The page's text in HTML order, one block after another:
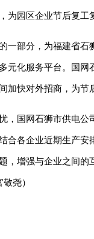
为园区企业节后复
一部分，为福建省
元化服务平台。国
加快对外招商，为节
，国网石狮市供电
合各企业近期生产
，增强与企业之间
尧）